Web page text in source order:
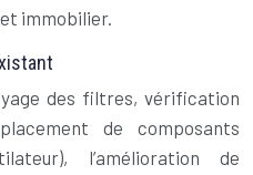
immobilier.
des filtres, vérification
de composants
l’amélioration de